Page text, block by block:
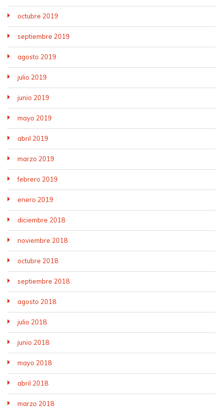
octubre 2019
septiembre 2019
agosto 2019
julio 2019
junio 2019
mayo 2019
abril 2019
marzo 2019
febrero 2019
enero 2019
diciembre 2018
noviembre 2018
octubre 2018
septiembre 2018
agosto 2018
julio 2018
junio 2018
mayo 2018
abril 2018
marzo 2018